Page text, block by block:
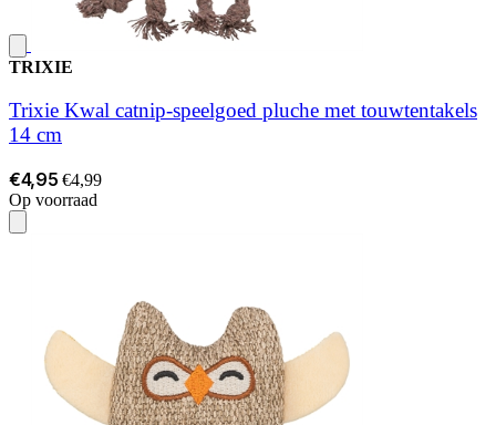
TRIXIE
Trixie Kwal catnip-speelgoed pluche met touwtentakels
14 cm
€4,95 €4,99
Op voorraad